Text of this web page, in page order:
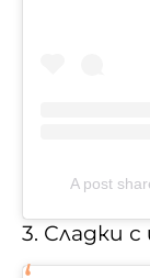
A post
3. Сладки